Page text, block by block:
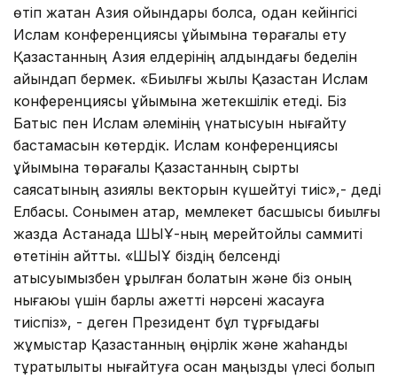
өтіп жатқан Азия ойындары болса, одан кейінгісі
Ислам конференциясы ұйымына төрағалық ету
Қазақстанның Азия елдерінің алдындағы беделін
айқындап бермек. «Биылғы жылы Қазақстан Ислам
конференциясы ұйымына жетекшілік етеді. Біз
Батыс пен Ислам әлемінің үнқатысуын нығайту
бастамасын көтердік. Ислам конференциясы
ұйымына төрағалық Қазақстанның сыртқы
саясатының азиялық векторын күшейтуі тиіс»,- деді
Елбасы. Сонымен қатар, мемлекет басшысы биылғы
жазда Астанада ШЫҰ-ның мерейтойлық саммиті
өтетінін айтты. «ШЫҰ біздің белсенді
қатысуымызбен құрылған болатын және біз оның
нығаюы үшін барлық қажетті нәрсені жасауға
тиіспіз», - деген Президент бұл тұрғыдағы
жұмыстар Қазақстанның өңірлік және жаһандық
тұрақтылықты нығайтуға қосқан маңызды үлесі болып